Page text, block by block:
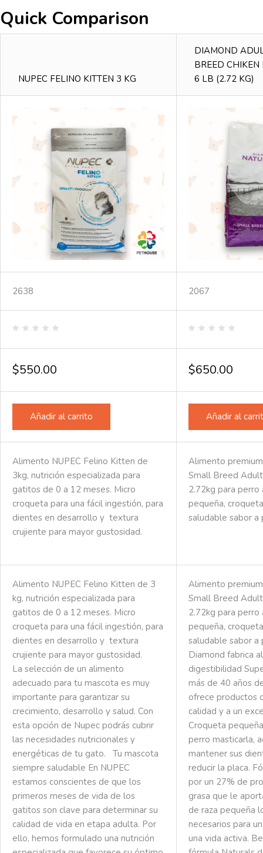
Quick Comparison
NUPEC FELINO KITTEN 3 KG
DIAMOND
BREED CHIKEN
6 LB (2.72 KG)
2638 2067
en
de
5
en
de
5
$550.00 $650.00
Añadir al carrito Añadir al
Alimento NUPEC Felino Kitten de
3kg, nutrición especializada para
gatitos de 0 a 12 meses. Micro
croqueta para una fácil ingestión, para
dientes en desarrollo y textura
crujiente para mayor gustosidad.
Alimento
Small Breed
2.72kg para
pequeña,
saludable sabor a
Alimento NUPEC Felino Kitten de 3
kg, nutrición especializada para
gatitos de 0 a 12 meses. Micro
croqueta para una fácil ingestión, para
dientes en desarrollo y textura
crujiente para mayor gustosidad.
La selección de un alimento
adecuado para tu mascota es muy
importante para garantizar su
crecimiento, desarrollo y salud. Con
esta opción de Nupec podrás cubrir
las necesidades nutricionales y
energéticas de tu gato. Tu mascota
siempre saludable En NUPEC
estamos conscientes de que los
primeros meses de vida de los
gatitos son clave para determinar su
calidad de vida en etapa adulta. Por
ello, hemos formulado una nutrición
Alimento
Small Breed
2.72kg para
pequeña,
saludable sabor a
Diamond fabrica
digestibilidad
más de 40 años
ofrece productos
calidad y a un
Croqueta
perro masticarla,
mantener sus
reducir la placa.
por un 27% de
grasa que le
de raza pequeña
necesarios para
una vida activa.